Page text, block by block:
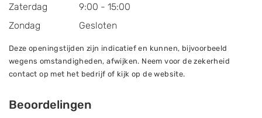
Zaterdag
9:00 - 15:00
Zondag
Gesloten
Deze openingstijden zijn indicatief en kunnen, bijvoorbeeld
wegens omstandigheden, afwijken. Neem voor de zekerheid
contact op met het bedrijf of kijk op de website.
Beoordelingen